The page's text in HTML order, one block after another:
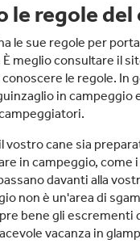
le regole
le sue regole per
È meglio consultare il
le regole. In
in campeggio
vostro cane sia
in campeggio, come
davanti alla
non è un'area di
bene gli escrementi
vacanza in